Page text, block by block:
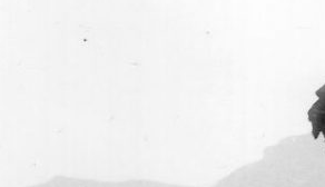
Zorki